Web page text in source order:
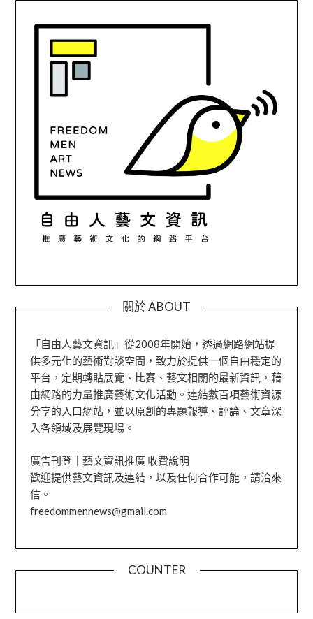
關於 ABOUT
「自由人藝文資訊」從2008年開始，透過網路網站提
供多元化的藝術對談空間，致力於提供一個自由穩定的
平台，定期轉貼展覽、比賽、藝文相關的最新資訊，藉
由網路的力量推廣藝術文化活動。連結數百項藝術資源
分享的入口網站，並以原創的專題報導、評論、文章深
入各領域及展覽現場。
廣告刊登｜藝文資訊推廣 收費說明
歡迎提供藝文資訊及連結，以及任何合作可能，請洽來
信。
freedommennews@gmail.com
COUNTER